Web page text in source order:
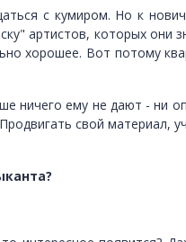
с кумиром. Но к
артистов, которых они
хорошее. Вот потому
ничего ему не дают - ни
свой материал,